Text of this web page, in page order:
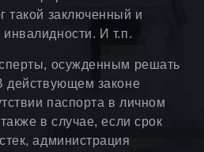
такой заключенный и
И т.п.
осужденным решать
действующем законе
паспорта в личном
в случае, если срок
администрация